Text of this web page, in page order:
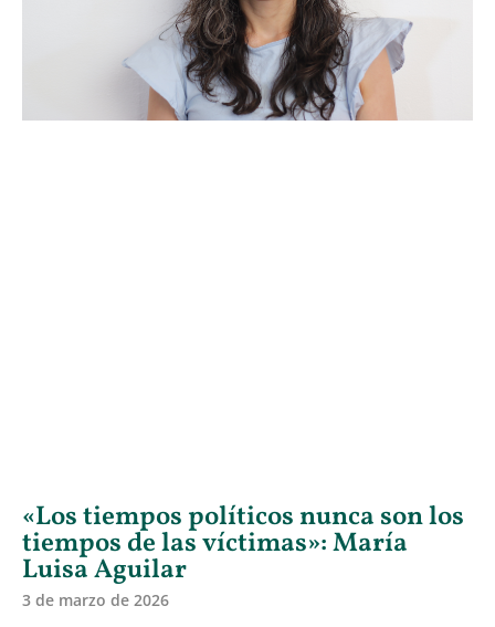
«Los tiempos políticos nunca son los
tiempos de las víctimas»: María
Luisa Aguilar
3 de marzo de 2026